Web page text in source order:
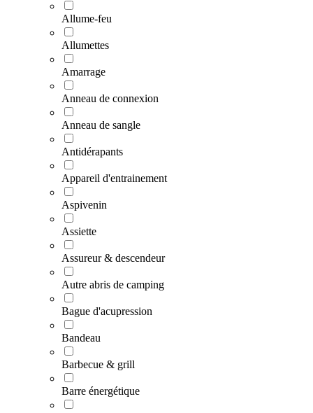
Allume-feu
Allumettes
Amarrage
Anneau de connexion
Anneau de sangle
Antidérapants
Appareil d'entrainement
Aspivenin
Assiette
Assureur & descendeur
Autre abris de camping
Bague d'acupression
Bandeau
Barbecue & grill
Barre énergétique